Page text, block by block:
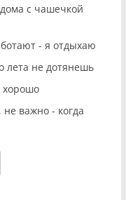
с чашечкой
- я отдыхаю
лета не дотянешь
хорошо
важно - когда